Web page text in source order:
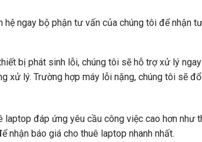
ngay bộ phận tư vấn của chúng tôi để nhận
bị phát sinh lỗi, chúng tôi sẽ hỗ trợ xử lý
xử lý. Trường hợp máy lỗi nặng, chúng tôi sẽ
đáp ứng yêu cầu công việc cao hơn như
nhận báo giá cho thuê laptop nhanh nhất.